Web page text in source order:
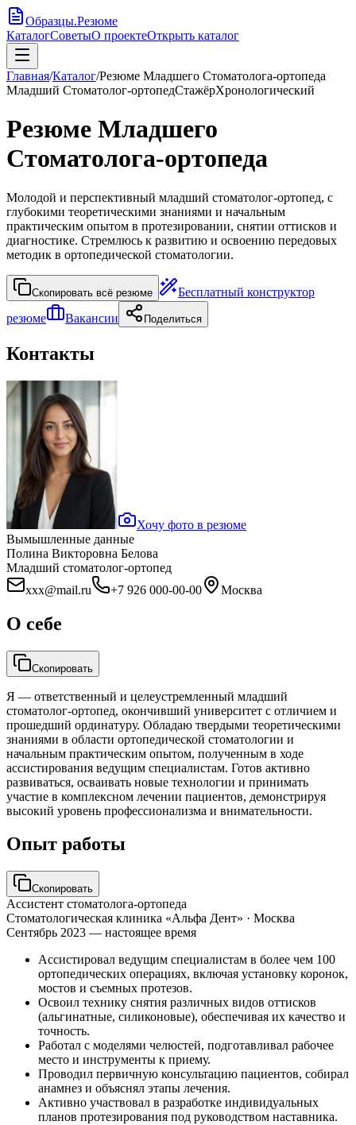
Образцы.Резюме
КаталогСоветыО проектеОткрыть каталог
Главная/Каталог/Резюме Младшего Стоматолога-ортопеда
Младший Стоматолог-ортопедСтажёрХронологический
Резюме Младшего
Стоматолога-ортопеда
Молодой и перспективный младший стоматолог-ортопед, с
глубокими теоретическими знаниями и начальным
практическим опытом в протезировании, снятии оттисков и
диагностике. Стремлюсь к развитию и освоению передовых
методик в ортопедической стоматологии.
Скопировать всё резюме
Бесплатный конструктор
резюме
Вакансии Поделиться
Контакты
Хочу фото в резюме
Вымышленные данные
Полина Викторовна Белова
Младший стоматолог-ортопед
xxx@mail.ru
+7 926 000-00-00 Москва
О себе
Скопировать
Я — ответственный и целеустремленный младший
стоматолог-ортопед, окончивший университет с отличием и
прошедший ординатуру. Обладаю твердыми теоретическими
знаниями в области ортопедической стоматологии и
начальным практическим опытом, полученным в ходе
ассистирования ведущим специалистам. Готов активно
развиваться, осваивать новые технологии и принимать
участие в комплексном лечении пациентов, демонстрируя
высокий уровень профессионализма и внимательности.
Опыт работы
Скопировать
Ассистент стоматолога-ортопеда
Стоматологическая клиника «Альфа Дент» · Москва
Сентябрь 2023 — настоящее время
Ассистировал ведущим специалистам в более чем 100
ортопедических операциях, включая установку коронок,
мостов и съемных протезов.
Освоил технику снятия различных видов оттисков
(альгинатные, силиконовые), обеспечивая их качество и
точность.
Работал с моделями челюстей, подготавливал рабочее
место и инструменты к приему.
Проводил первичную консультацию пациентов, собирал
анамнез и объяснял этапы лечения.
Активно участвовал в разработке индивидуальных
планов протезирования под руководством наставника.